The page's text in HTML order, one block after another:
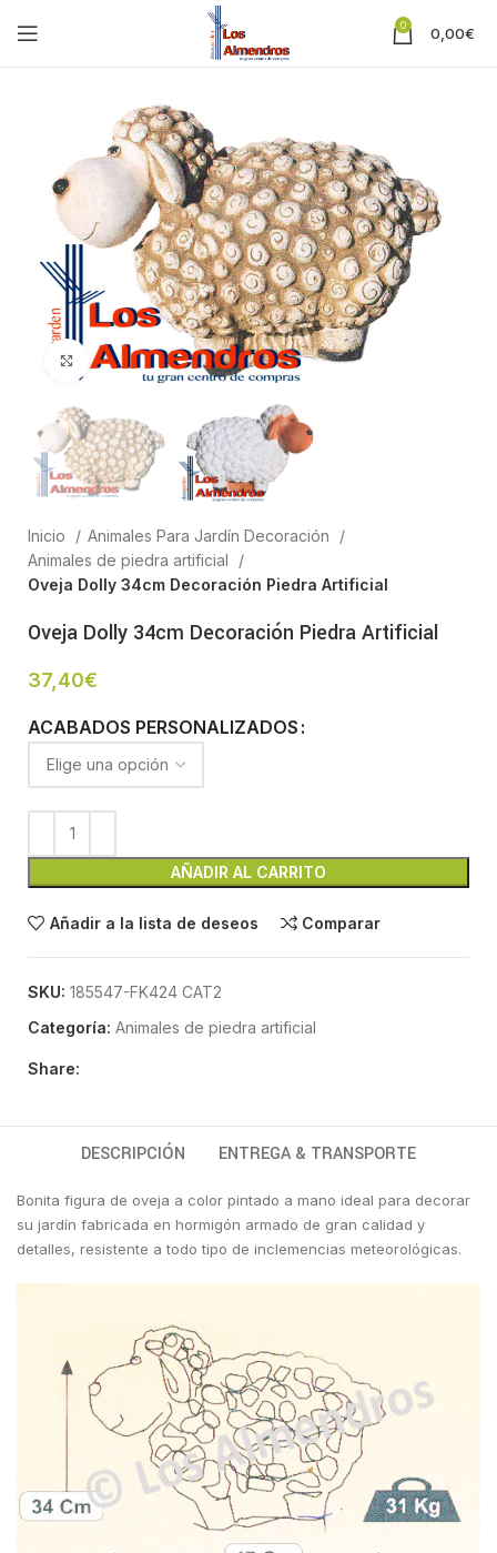
0 0,00€
Clic para ampliar
Inicio
Animales Para Jardín Decoración
Animales de piedra artificial
Oveja Dolly 34cm Decoración Piedra Artificial
Oveja Dolly 34cm Decoración Piedra Artificial
37,40€
ACABADOS PERSONALIZADOS
AÑADIR AL CARRITO
Añadir a la lista de deseos Comparar
SKU: 185547-FK424 CAT2
Categoría: Animales de piedra artificial
Share:
DESCRIPCIÓN ENTREGA & TRANSPORTE
Bonita figura de oveja a color pintado a mano ideal para decorar
su jardín fabricada en hormigón armado de gran calidad y
detalles, resistente a todo tipo de inclemencias meteorológicas.